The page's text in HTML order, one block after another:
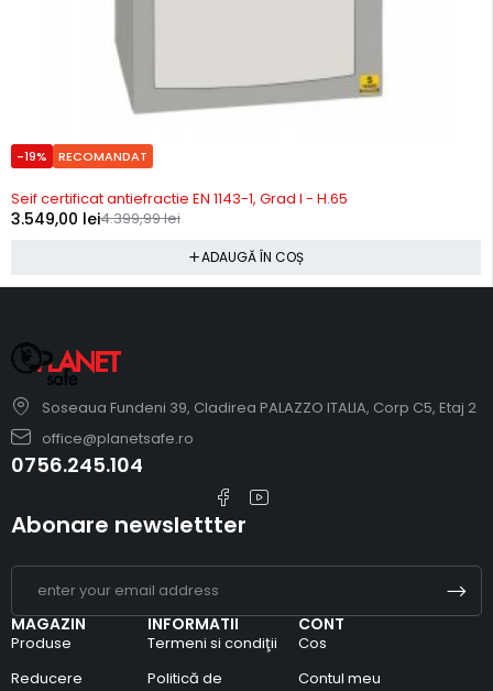
-19% RECOMANDAT
In stoc
Seif certificat antiefractie EN 1143-1, Grad I - H.65
4.399,99lei
3.549,00 lei
ADAUGĂ ÎN COȘ
Soseaua Fundeni 39, Cladirea PALAZZO ITALIA, Corp C5, Etaj 2
office@planetsafe.ro
0756.245.104
MAGAZIN
Produse
Reducere
INFORMATII
Termeni si condiţii
Politică de
CONT
Cos
Contul meu
Abonare newslettter